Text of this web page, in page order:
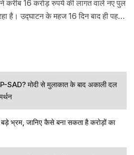
करीब 16 करोड़ रुपये की लागत वाले नए पुल
है। उद्घाटन के महज 16 दिन बाद ही पहली
SAD? मोदी से मुलाकात के बाद अकाली दल
भ्रम, जानिए कैसे बना सकता है करोड़ों का